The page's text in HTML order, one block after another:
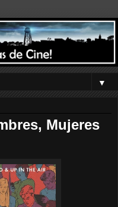
▼
Mujeres